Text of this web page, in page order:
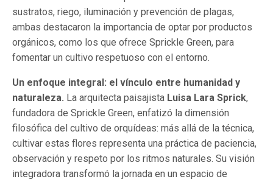
sustratos, riego, iluminación y prevención de plagas,
ambas destacaron la importancia de optar por productos
orgánicos, como los que ofrece Sprickle Green, para
fomentar un cultivo respetuoso con el entorno.
Un enfoque integral: el vínculo entre humanidad y
naturaleza. La arquitecta paisajista Luisa Lara Sprick,
fundadora de Sprickle Green, enfatizó la dimensión
filosófica del cultivo de orquídeas: más allá de la técnica,
cultivar estas flores representa una práctica de paciencia,
observación y respeto por los ritmos naturales. Su visión
integradora transformó la jornada en un espacio de